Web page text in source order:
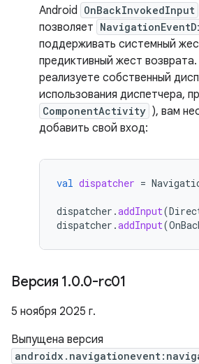
Android OnBackInvokedInput
позволяет
поддерживать системный
предиктивный жест
реализуете собственный
использования диспетчера,
ComponentActivity ), вам
добавить свой вход:
val dispatcher =
dispatcher .addInput(
dispatcher .addInput(
Версия 1.0.0-rc01
5 ноября 2025 г.
Выпущена версия